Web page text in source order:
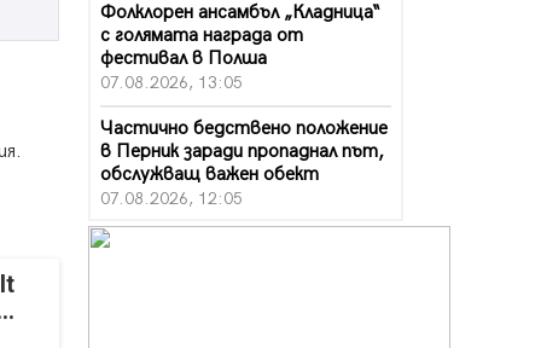
Фолклорен ансамбъл „Кладница“
с голямата награда от
фестивал в Полша
07.08.2026, 13:05
Частично бедствено положение
в Перник заради пропаднал път,
обслужващ важен обект
07.08.2026, 12:05
Да отговорим на жегите с филм